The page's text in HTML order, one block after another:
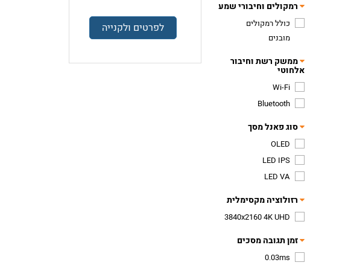
רמקולים וחיבורי שמע
כולל רמקולים
מובנים
ממשק רשת וחיבור
אלחוטי
Wi-Fi
Bluetooth
סוג פאנל מסך
OLED
LED IPS
LED VA
רזולוציה מקסימלית
3840x2160 4K UHD
זמן תגובה מסכים
0.03ms
לפרטים ולקנייה